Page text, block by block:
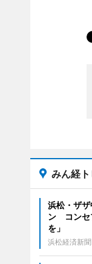
みん経
浜松・ザ
ン コンセ
を」
浜松経済新聞